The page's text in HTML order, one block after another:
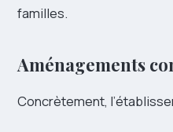
familles.
Aménagements
Concrètement,